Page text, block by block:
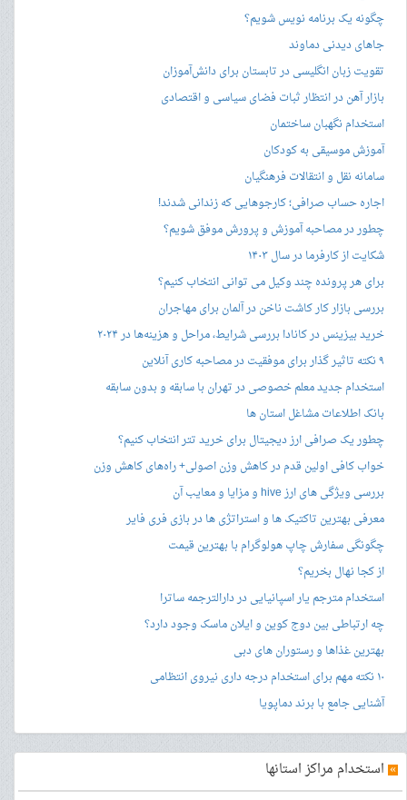
چگونه یک برنامه نویس شویم؟
جاهای دیدنی دماوند
تقویت زبان انگلیسی در تابستان برای دانش‌آموزان
بازار آهن در انتظار ثبات فضای سیاسی و اقتصادی
استخدام نگهبان ساختمان
آموزش موسیقی به کودکان
سامانه نقل و انتقالات فرهنگیان
اجاره حساب صرافی؛ کارجوهایی که زندانی شدند!
چطور در مصاحبه‌ آموزش و پرورش موفق شویم؟
شکایت از کارفرما در سال ۱۴۰۳
برای هر پرونده چند وکیل می توانی انتخاب کنیم؟
بررسی بازار کار کاشت ناخن در آلمان برای مهاجران
خرید بیزینس در کانادا بررسی شرایط، مراحل و هزینه‌ها در ۲۰۲۴
۹ نکته تاثیر گذار برای موفقیت در مصاحبه کاری آنلاین
استخدام جدید معلم خصوصی در تهران با سابقه و بدون سابقه
بانک اطلاعات مشاغل استان ها
چطور یک صرافی ارز دیجیتال برای خرید تتر انتخاب کنیم؟
خواب کافی اولین قدم در کاهش وزن اصولی+ راه‌های کاهش وزن
بررسی ویژگی های ارز hive و مزایا و معایب آن
معرفی بهترین تاکتیک ها و استراتژی ها در بازی فری فایر
چگونگی سفارش چاپ هولوگرام با بهترین قیمت
از کجا نهال بخریم؟
استخدام مترجم یار اسپانیایی در دارالترجمه ساترا
چه ارتباطی بین دوج کوین و ایلان ماسک وجود دارد؟
بهترین غذاها و رستوران های دبی
۱۰ نکته مهم برای استخدام درجه داری نیروی انتظامی
آشنایی جامع با برند دماپویا
» استخدام مراکز استانها